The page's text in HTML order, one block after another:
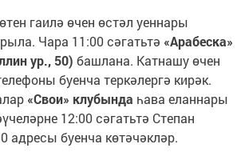
гаилә өчен өстәл уеннары
Чара 11:00 сәгатьтә «Арабеска»
ур., 50) башлана. Катнашу өчен
буенча теркәлергә кирәк.
«Свои» клубында һава еланнары
12:00 сәгатьтә Степан
адресы буенча көтәчәкләр.